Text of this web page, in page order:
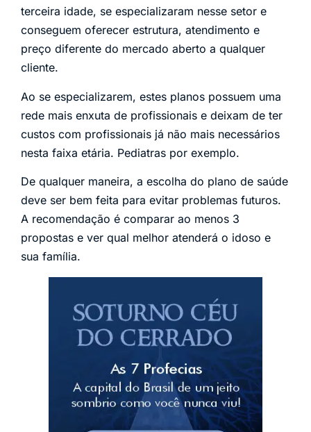
terceira idade, se especializaram nesse setor e
conseguem oferecer estrutura, atendimento e
preço diferente do mercado aberto a qualquer
cliente.
Ao se especializarem, estes planos possuem uma
rede mais enxuta de profissionais e deixam de ter
custos com profissionais já não mais necessários
nesta faixa etária. Pediatras por exemplo.
De qualquer maneira, a escolha do plano de saúde
deve ser bem feita para evitar problemas futuros.
A recomendação é comparar ao menos 3
propostas e ver qual melhor atenderá o idoso e
sua família.